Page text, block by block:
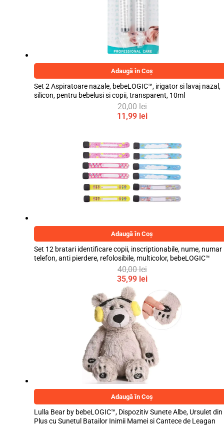
Adaugă în Coș
Set 2 Aspiratoare nazale, bebeLOGIC™, irigator si lavaj nazal,
silicon, pentru bebelusi si copii, transparent, 10ml
20,00lei
Prețul
fost:
20,00 lei.
11,99 lei
este:
11,99 lei.
Adaugă în Coș
Set 12 bratari identificare copii, inscriptionabile, nume, numar
telefon, anti pierdere, refolosibile, multicolor, bebeLOGIC™
40,00lei
Prețul
inițial
a
fost:
40,00 lei.
35,99 lei
Prețul
curent
este:
35,99 lei.
Adaugă în Coș
Lulla Bear by bebeLOGIC™, Dispozitiv Sunete Albe, Ursulet din
Plus cu Sunetul Batailor Inimii Mamei si Cantece de Leagan